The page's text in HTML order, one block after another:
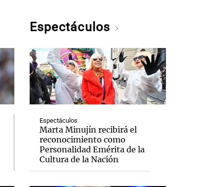
Espectáculos
Espectáculos
Marta Minujín recibirá el
reconocimiento como
Personalidad Emérita de la
Cultura de la Nación